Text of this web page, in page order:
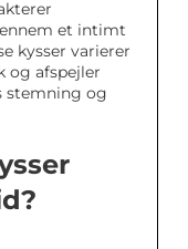
et intimt
kysser varierer
og afspejler
stemning og